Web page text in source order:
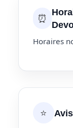
⏰
Horaires
⭐